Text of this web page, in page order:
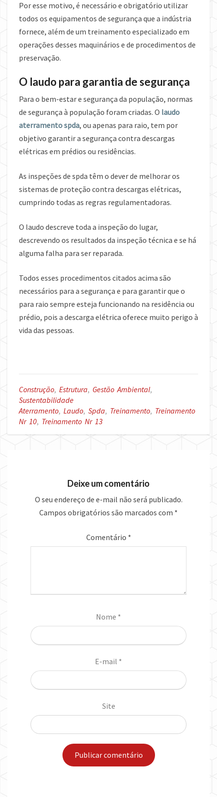
Por esse motivo, é necessário e obrigatório utilizar
todos os equipamentos de segurança que a indústria
fornece, além de um treinamento especializado em
operações desses maquinários e de procedimentos de
preservação.
O laudo para garantia de segurança
Para o bem-estar e segurança da população, normas
de segurança à população foram criadas. O laudo
aterramento spda, ou apenas para raio, tem por
objetivo garantir a segurança contra descargas
elétricas em prédios ou residências.
As inspeções de spda têm o dever de melhorar os
sistemas de proteção contra descargas elétricas,
cumprindo todas as regras regulamentadoras.
O laudo descreve toda a inspeção do lugar,
descrevendo os resultados da inspeção técnica e se há
alguma falha para ser reparada.
Todos esses procedimentos citados acima são
necessários para a segurança e para garantir que o
para raio sempre esteja funcionando na residência ou
prédio, pois a descarga elétrica oferece muito perigo à
vida das pessoas.
Construção, Estrutura, Gestão Ambiental,
Sustentabilidade
Aterramento, Laudo, Spda, Treinamento, Treinamento
Nr 10, Treinamento Nr 13
Deixe um comentário
O seu endereço de e-mail não será publicado.
Campos obrigatórios são marcados com *
Comentário *
Nome *
E-mail *
Site